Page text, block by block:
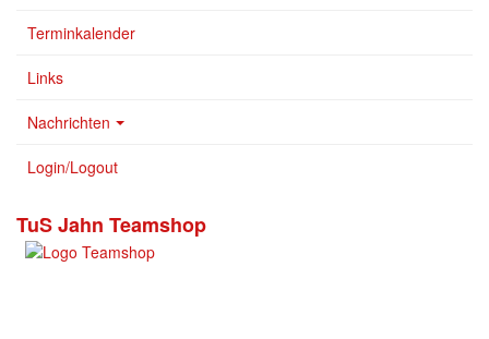
Terminkalender
Links
Nachrichten
Login/Logout
TuS Jahn Teamshop